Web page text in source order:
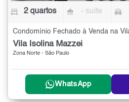
2 quartos - suíte
Vila Isolina Mazzei
Zona Norte - São Paulo
WhatsApp